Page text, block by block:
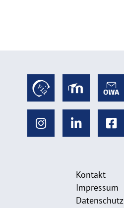
Kontakt
Impressum
Datenschutz